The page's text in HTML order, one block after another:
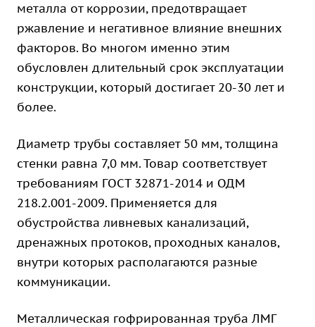
металла от коррозии, предотвращает
ржавление и негативное влияние внешних
факторов. Во многом именно этим
обусловлен длительный срок эксплуатации
конструкции, который достигает 20-30 лет и
более.
Диаметр трубы составляет 50 мм, толщина
стенки равна 7,0 мм. Товар соответствует
требованиям ГОСТ 32871-2014 и ОДМ
218.2.001-2009. Применяется для
обустройства ливневых канализаций,
дренажных протоков, проходных каналов,
внутри которых располагаются разные
коммуникации.
Металлическая гофрированная труба ЛМГ